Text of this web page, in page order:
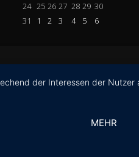
24 25 26 27 28 29 30
31
1 2 3 4 5 6
der Interessen der Nutzer
MEHR